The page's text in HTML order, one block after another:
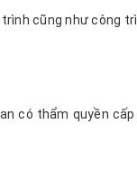
cũng như công
có thẩm quyền cấp